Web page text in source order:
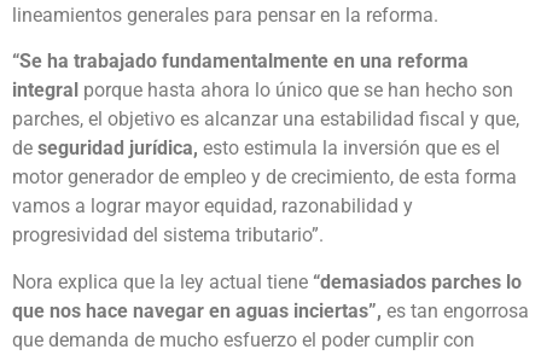
lineamientos generales para pensar en la reforma.
“Se ha trabajado fundamentalmente en una reforma
integral porque hasta ahora lo único que se han hecho son
parches, el objetivo es alcanzar una estabilidad fiscal y que,
de seguridad jurídica, esto estimula la inversión que es el
motor generador de empleo y de crecimiento, de esta forma
vamos a lograr mayor equidad, razonabilidad y
progresividad del sistema tributario”.
Nora explica que la ley actual tiene “demasiados parches lo
que nos hace navegar en aguas inciertas”, es tan engorrosa
que demanda de mucho esfuerzo el poder cumplir con